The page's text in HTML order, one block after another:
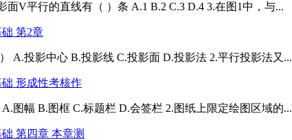
面V平行的直线有（ ）条 A.1 B.2 C.3 D.4 3.在图1中，与...
第2章
A.投影中心 B.投影线 C.投影面 D.投影法 2.平行投影法又...
形成性考核作
图幅 B.图框 C.标题栏 D.会签栏 2.图纸上限定绘图区域的...
第四章 本章测